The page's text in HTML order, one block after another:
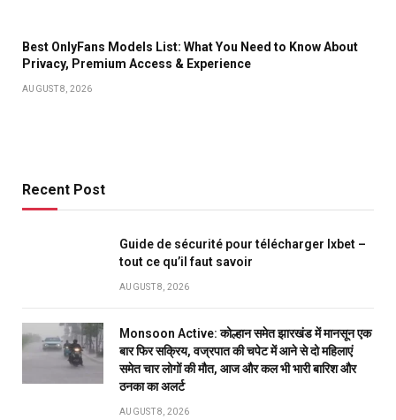
Best OnlyFans Models List: What You Need to Know About
Privacy, Premium Access & Experience
AUGUST 8, 2026
Recent Post
Guide de sécurité pour télécharger Ixbet –
tout ce qu’il faut savoir
AUGUST 8, 2026
Monsoon Active: कोल्हान समेत झारखंड में मानसून एक
बार फिर सक्रिय, वज्रपात की चपेट में आने से दो महिलाएं
समेत चार लोगों की मौत, आज और कल भी भारी बारिश और
ठनका का अलर्ट
AUGUST 8, 2026